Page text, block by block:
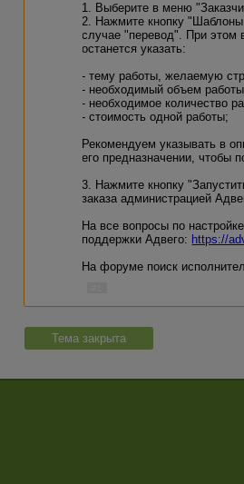
1. Выберите в меню
2. Нажмите кнопку
случае "перевод". При этом
останется указать:
- тему работы, желаемую
- необходимый объем
- необходимое количество
- стоимость одной работы;
Рекомендуем указывать в
его предназначении, чтобы
3. Нажмите кнопку
заказа администрацией
На все вопросы по
поддержки Адвего: https://
На форуме поиск
Тема закрыта